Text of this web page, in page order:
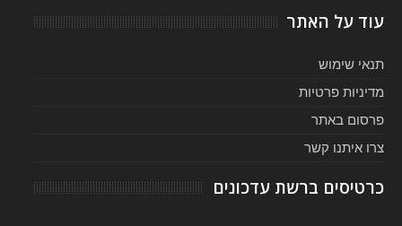
עוד על האתר
תנאי שימוש
מדיניות פרטיות
פרסום באתר
צרו איתנו קשר
כרטיסים ברשת עדכונים